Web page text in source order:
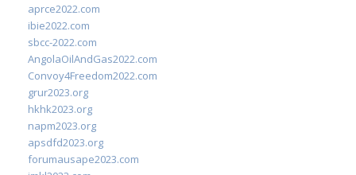
aprce2022.com
ibie2022.com
sbcc-2022.com
AngolaOilAndGas2022.com
Convoy4Freedom2022.com
grur2023.org
hkhk2023.org
napm2023.org
apsdfd2023.org
forumausape2023.com